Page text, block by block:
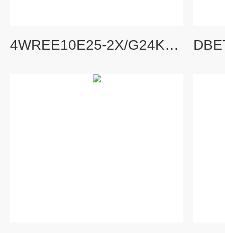
4WREE10E25-2X/G24K31/F1V大量现货rexroth阀4WREE10E25-2X/G24K31